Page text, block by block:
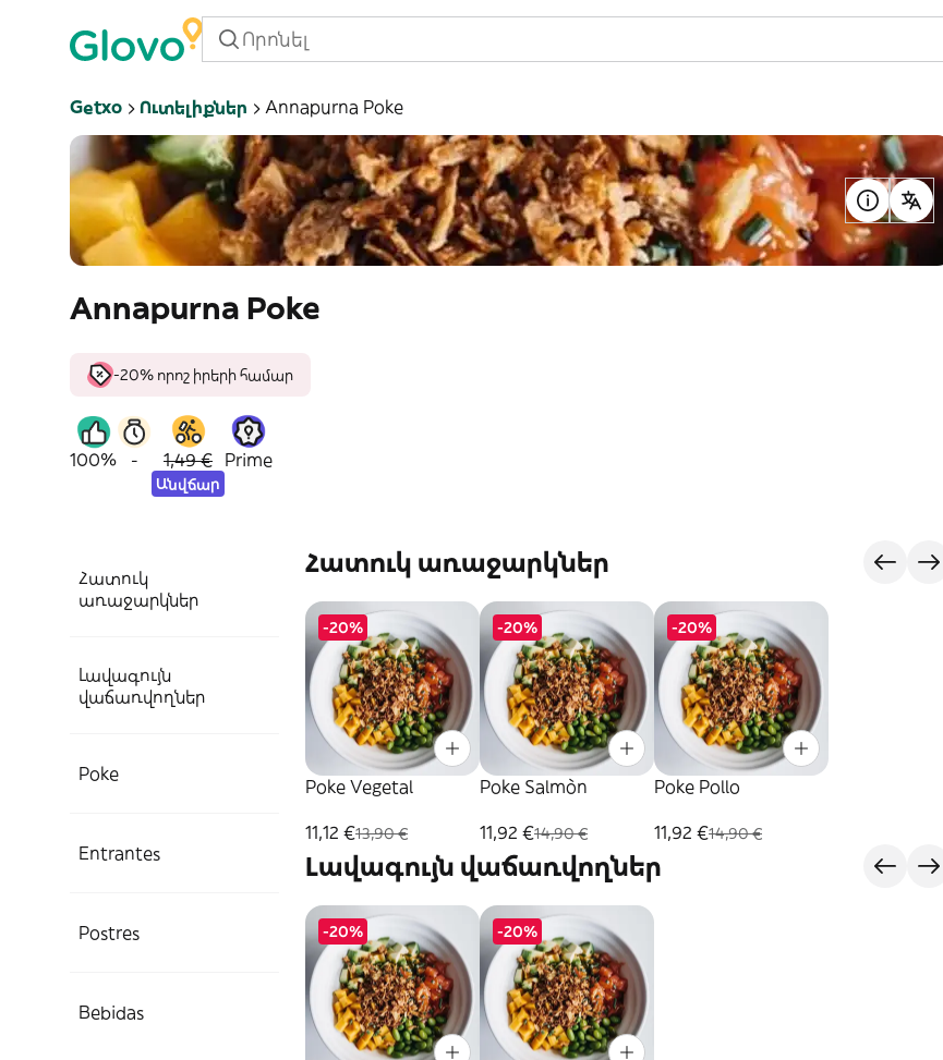
Getxo Ուտելիքներ Annapurna Poke
Annapurna Poke
-20% որոշ իրերի համար
100% - 1,49 €
Անվճար
Prime
Հատուկ
առաջարկներ
Լավագույն
վաճառվողներ
Poke
Entrantes
Postres
Bebidas
Հատուկ առաջարկներ
-20%
Poke Vegetal
11,12 €13,90 €
-20%
Poke Salmòn
11,92 €14,90 €
-20%
Poke Pollo
11,92 €14,90 €
Լավագույն վաճառվողներ
-20% -20%